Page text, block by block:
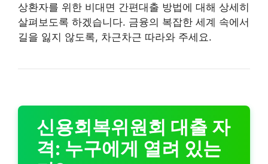
상환자를 위한 비대면 간편대출 방법에 대해 상세히
살펴보도록 하겠습니다. 금융의 복잡한 세계 속에서
길을 잃지 않도록, 차근차근 따라와 주세요.
신용회복위원회 대출 자
격: 누구에게 열려 있는